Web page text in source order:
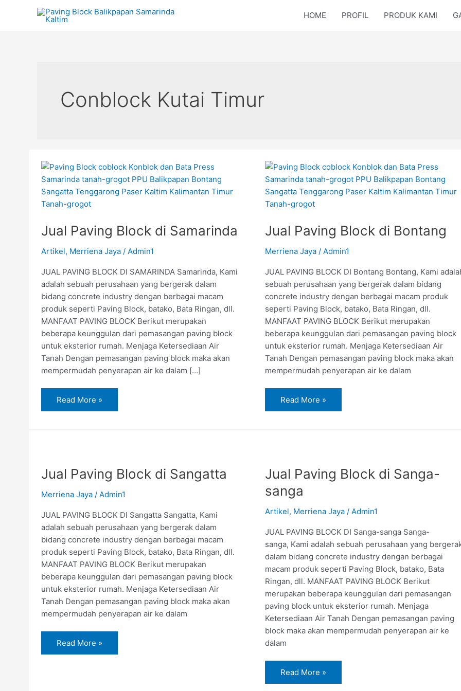
HOME PROFIL PRODUK KAMI
Conblock Kutai Timur
Jual Paving Block di Samarinda
Artikel, Merriena Jaya/ Admin1
JUAL PAVING BLOCK DI SAMARINDA Samarinda, Kami
adalah sebuah perusahaan yang bergerak dalam
bidang concrete industry dengan berbagai macam
produk seperti Paving Block, batako, Bata Ringan, dll.
MANFAAT PAVING BLOCK Berikut merupakan
beberapa keunggulan dari pemasangan paving block
untuk eksterior rumah. Menjaga Ketersediaan Air
Tanah Dengan pemasangan paving block maka akan
mempermudah penyerapan air ke dalam […]
Jual
Paving
Block
di
Samarinda
Read More »
Jual Paving Block di Bontang
Merriena Jaya/ Admin1
JUAL PAVING BLOCK DI Bontang Bontang, Kami
sebuah perusahaan yang bergerak dalam bidang
concrete industry dengan berbagai macam produk
seperti Paving Block, batako, Bata Ringan, dll.
MANFAAT PAVING BLOCK Berikut merupakan
beberapa keunggulan dari pemasangan paving block
untuk eksterior rumah. Menjaga Ketersediaan Air
Tanah Dengan pemasangan paving block maka akan
mempermudah penyerapan air ke dalam
Jual
Paving
Block
di
Bontang
Read More »
Jual Paving Block di Sangatta
Merriena Jaya/ Admin1
JUAL PAVING BLOCK DI Sangatta Sangatta, Kami
adalah sebuah perusahaan yang bergerak dalam
bidang concrete industry dengan berbagai macam
produk seperti Paving Block, batako, Bata Ringan, dll.
MANFAAT PAVING BLOCK Berikut merupakan
beberapa keunggulan dari pemasangan paving block
untuk eksterior rumah. Menjaga Ketersediaan Air
Tanah Dengan pemasangan paving block maka akan
mempermudah penyerapan air ke dalam
Sangatta
Read More »
Jual Paving Block di Sanga-
sanga
Artikel, Merriena Jaya/ Admin1
JUAL PAVING BLOCK DI Sanga-sanga Sanga-
sanga, Kami adalah sebuah perusahaan yang
dalam bidang concrete industry dengan berbagai
macam produk seperti Paving Block, batako, Bata
Ringan, dll. MANFAAT PAVING BLOCK Berikut
merupakan beberapa keunggulan dari pemasangan
paving block untuk eksterior rumah. Menjaga
Ketersediaan Air Tanah Dengan pemasangan paving
block maka akan mempermudah penyerapan air ke
dalam
Sanga-
Read More »